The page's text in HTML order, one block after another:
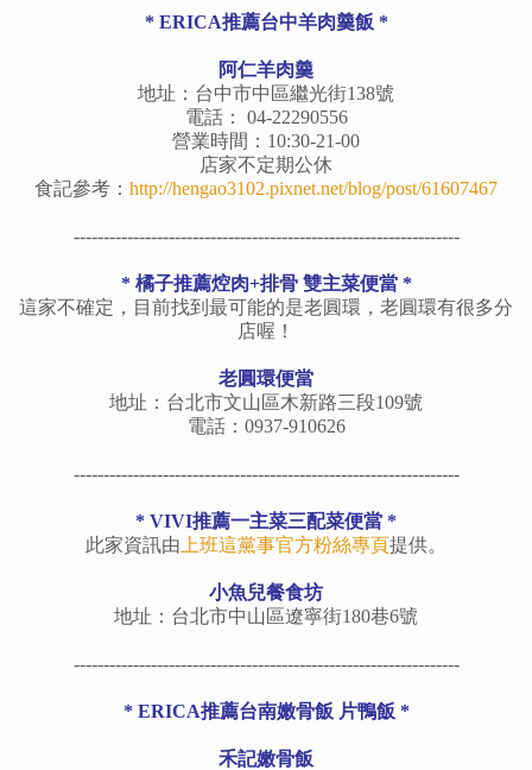
* ERICA推薦台中羊肉羹飯 *
阿仁羊肉羹
地址：台中市中區繼光街138號
電話： 04-22290556
營業時間：10:30-21-00
店家不定期公休
食記參考： http://hengao3102.pixnet.net/blog/post/61607467
-----------------------------------------------------------------
* 橘子推薦焢肉+排骨 雙主菜便當 *
這家不確定，目前找到最可能的是老圓環，老圓環有很多分
店喔！
老圓環便當
地址：台北市文山區木新路三段109號
電話：0937-910626
-----------------------------------------------------------------
* VIVI推薦一主菜三配菜便當 *
此家資訊由 上班這黨事官方粉絲專頁提供。
小魚兒餐食坊
地址：台北市中山區遼寧街180巷6號
-----------------------------------------------------------------
* ERICA推薦台南嫩骨飯 片鴨飯 *
禾記嫩骨飯